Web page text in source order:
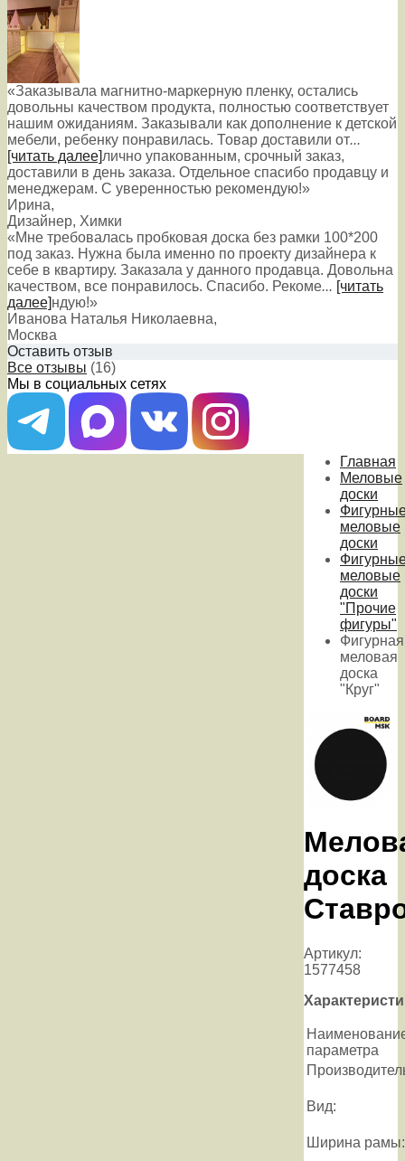
«Заказывала магнитно-маркерную пленку, остались
довольны качеством продукта, полностью соответствует
нашим ожиданиям. Заказывали как дополнение к детской
мебели, ребенку понравилась. Товар доставили от...
[читать далее]лично упакованным, срочный заказ,
доставили в день заказа. Отдельное спасибо продавцу и
менеджерам. С уверенностью рекомендую!»
Ирина,
Дизайнер, Химки
«Мне требовалась пробковая доска без рамки 100*200
под заказ. Нужна была именно по проекту дизайнера к
себе в квартиру. Заказала у данного продавца. Довольна
качеством, все понравилось. Спасибо. Рекоме... [читать
далее]ндую!»
Иванова Наталья Николаевна,
Москва
Оставить отзыв
Все отзывы (16)
Мы в социальных сетях
Главная
Меловые
доски
меловые
доски
меловые
доски
"Прочие
фигуры"
Фигурная
меловая
доска
"Круг"
доска
Артикул:
1577458
параметра
Вид:
Ширина рамы: